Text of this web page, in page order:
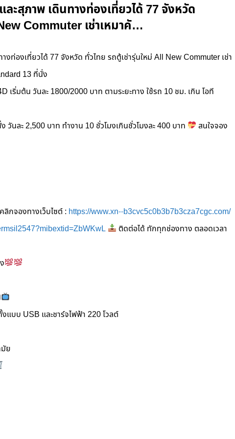
ะสุภาพ เดินทางท่องเที่ยวได้ 77 จังหวัด
Commuter เช่าเหมาคั…
งท่องเที่ยวได้ 77 จังหวัด ทั่วไทย รถตู้เช่ารุ่นใหม่ All New Commuter เช่า
13 ที่นั่ง
เริ่มต้น วันละ 1800​/2000 บาท ตามระยะทาง ใช้รถ 10 ชม. เกิน โอที
นละ 2,500 บาท ทำงาน 10 ชั่วโมงเกินชั่วโมงละ 400 บาท
สนใจจอง
กจองทางเว็บไซต์ : https://www.xn--b3cvc5c0b3b7b3cza7cgc.com/
ติดต่อได้ ทักทุกช่องทาง ตลอดเวลา
แบบ USB และชาร์จไฟฟ้า 220 โวลต์
ย